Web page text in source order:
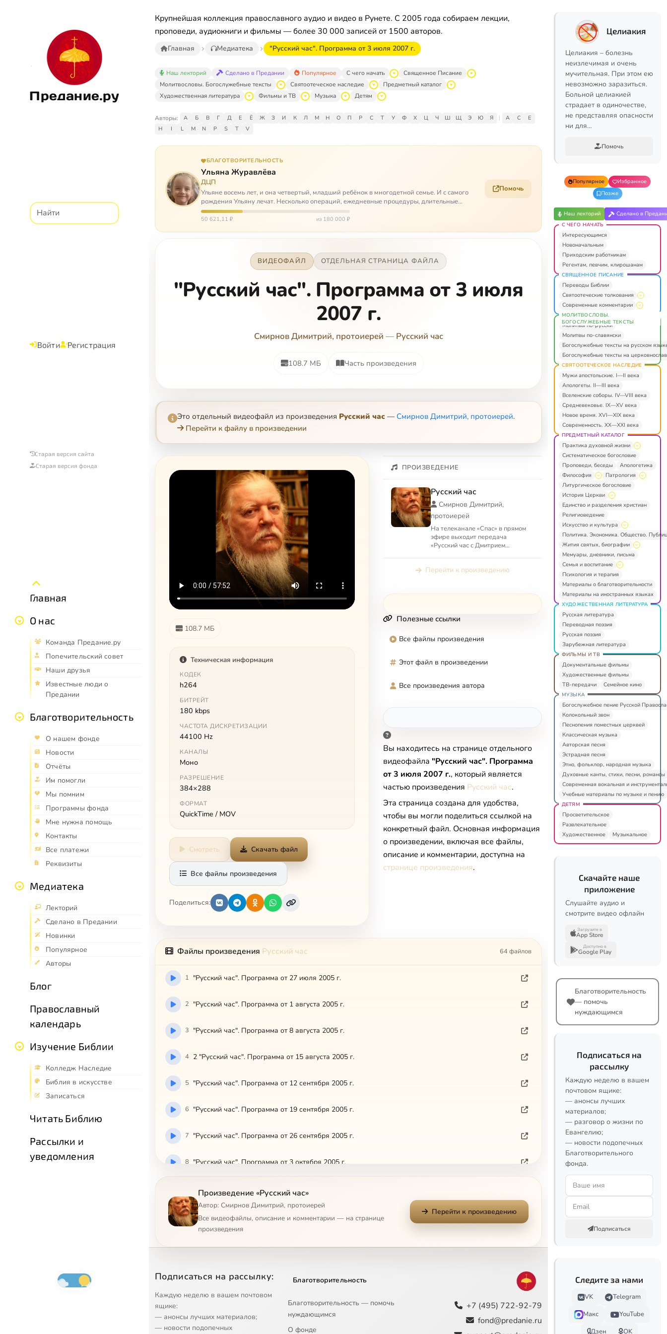
Предание.ру
Войти Регистрация
Старая версия сайта
Старая версия фонда
Главная
О нас
Команда Предание.ру
Попечительский совет
Наши друзья
Известные люди о
Предании
Благотворительность
О нашем фонде
Новости
Отчёты
Им помогли
Мы помним
Программы фонда
Мне нужна помощь
Контакты
Все платежи
Реквизиты
Медиатека
Лекторий
Сделано в Предании
Новинки
Популярное
Авторы
Блог
Православный
календарь
Изучение Библии
Колледж Наследие
Библия в искусстве
Записаться
Читать Библию
Рассылки и
уведомления
Крупнейшая коллекция православного аудио и видео в Рунете. С 2005 года собираем лекции,
проповеди, аудиокниги и фильмы — более 30 000 записей от 1500 авторов.
Главная Медиатека "Русский час". Программа от 3 июля 2007 г.
Наш лекторий Сделано в Предании Популярное С чего начать
Священное Писание
Молитвословы. Богослужебные тексты
Святоотеческое наследие
Предметный каталог
Художественная литература
Фильмы и ТВ Музыка Детям
Авторы: А Б В Г Д Е Ё Ж З И К Л М Н О П Р С Т У Ф Х Ц Ч Ш Щ Э Ю Я | A C
E
H
I L M N P S T V
БЛАГОТВОРИТЕЛЬНОСТЬ
Ульяна Журавлёва
ДЦП
Ульяне восемь лет, и она четвертый, младший ребёнок в многодетной семье. И с самого
рождения Ульяну лечат. Несколько операций, ежедневные процедуры, длительные
реабилитации и беско…
50 621,11 ₽ из 180 000 ₽
Помочь
ВИДЕОФАЙЛ ОТДЕЛЬНАЯ СТРАНИЦА ФАЙЛА
"Русский час". Программа от 3 июля
2007 г.
Смирнов Димитрий, протоиерей — Русский час
108.7 МБ Часть произведения
Это отдельный видеофайл из произведения Русский час — Смирнов Димитрий, протоиерей.
Перейти к файлу в произведении
108.7 МБ
Техническая информация
КОДЕК
h264
БИТРЕЙТ
180 kbps
ЧАСТОТА ДИСКРЕТИЗАЦИИ
44100 Hz
КАНАЛЫ
Моно
РАЗРЕШЕНИЕ
384×288
ФОРМАТ
QuickTime / MOV
Смотреть Скачать файл
Все файлы произведения
Поделиться:
ПРОИЗВЕДЕНИЕ
Русский час
Смирнов Димитрий,
протоиерей
На телеканале «Спас» в прямом
эфире выходит передача
«Русский час с Дмитрием
вопросы телезрител...
Перейти к произведению
Полезные ссылки
Все файлы произведения
Этот файл в произведении
Все произведения автора
Вы находитесь на странице отдельного
видеофайла "Русский час". Программа
от 3 июля 2007 г., который является
частью произведения Русский час.
Эта страница создана для удобства,
чтобы вы могли поделиться ссылкой на
конкретный файл. Основная информация
о произведении, включая все файлы,
описание и комментарии, доступна на
странице произведения.
Файлы произведения Русский час 64 файлов
1 "Русский час". Программа от 27 июля 2005 г.
2 "Русский час". Программа от 1 августа 2005 г.
3 "Русский час". Программа от 8 августа 2005 г.
4 2 "Русский час". Программа от 15 августа 2005 г.
5 "Русский час". Программа от 12 сентября 2005 г.
6 "Русский час". Программа от 19 сентября 2005 г.
7 "Русский час". Программа от 26 сентября 2005 г.
8 "Русский час". Программа от 3 октября 2005 г.
"Русский час". Программа от 10 октября 2005 г.
10 "Русский час". Программа от 17 октября 2006 г.
13 "Русский час". Программа от 7 ноября 2006 г.
14 "Русский час". Программа от 14 ноября 2006 г.
Произведение «Русский час»
Автор: Смирнов Димитрий, протоиерей
Все видеофайлы, описание и комментарии — на странице
произведения
Перейти к произведению
Подписаться на рассылку:
Каждую неделю в вашем почтовом
ящике:
— анонсы лучших материалов;
— новости подопечных
Благотворительность
Благотворительность — помочь
нуждающимся
О фонде
+7 (495) 722-92-79
fond@predanie.ru
Целиакия
Целиакия – болезнь
неизлечимая и очень
мучительная. При этом ею
невозможно заразиться.
Больной целиакией
страдает в одиночестве,
не представляя опасности
ни для…
Помочь
Популярное
Избранное
Позже
Наш лекторий Сделано в
С ЧЕГО НАЧАТЬ
Интересующимся
Новоначальным
Приходским работникам
Регентам, певчим, клирошанам
СВЯЩЕННОЕ ПИСАНИЕ
Переводы Библии
Святоотеческие толкования
Современные комментарии
МОЛИТВОСЛОВЫ.
БОГОСЛУЖЕБНЫЕ ТЕКСТЫ
Молитвы по-русски
Молитвы по-славянски
Богослужебные тексты на русском
Богослужебные тексты на
СВЯТООТЕЧЕСКОЕ НАСЛЕДИЕ
Мужи апостольские. I—II века
Апологеты. II—III века
Вселенские соборы. IV—VIII века
Средневековье. IX—XV века
Новое время. XVI—XIX века
Современность. XX—XXI века
ПРЕДМЕТНЫЙ КАТАЛОГ
Практика духовной жизни
Систематическое богословие
Проповеди, беседы
Апологетика
Философия
Патрология
Литургическое богословие
История Церкви
Единство и разделения христиан
Религиоведение
Искусство и культура
Политика. Экономика. Общество.
Жития святых, биографии
Мемуары, дневники, письма
Семья и воспитание
Психология и терапия
Материалы о благотворительности
Материалы на иностранных языках
ХУДОЖЕСТВЕННАЯ ЛИТЕРАТУРА
Русская литература
Переводная поэзия
Русская поэзия
Зарубежная литература
ФИЛЬМЫ И ТВ
Документальные фильмы
Художественные фильмы
ТВ-передачи
Семейное кино
МУЗЫКА
Богослужебное пение Русской
Колокольный звон
Песнопения поместных церквей
Классическая музыка
Авторская песня
Эстрадная песня
Этно, фольклор, народная музыка
Духовные канты, стихи, песни, романсы
Современная вокальная и
Учебные материалы по музыке и пению
ДЕТЯМ
Просветительское
Развлекательное
Художественное
Музыкальное
Скачайте наше
приложение
Слушайте аудио и
смотрите видео офлайн
Загрузите в
App Store
Доступно в
Google Play
Благотворительность
— помочь
нуждающимся
Подписаться на
рассылку
Каждую неделю в вашем
почтовом ящике:
— анонсы лучших
материалов;
— разговор о жизни по
Евангелию;
— новости подопечных
Благотворительного
фонда.
Подписаться
Следите за нами
VK
Telegram
Макс
YouTube
Дзен
OK